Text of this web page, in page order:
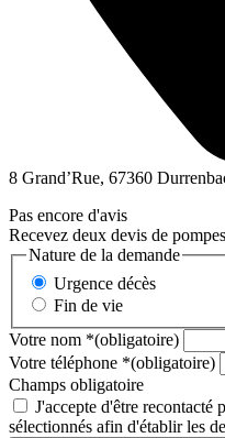
8 Grand’Rue, 67360
Pas encore d'avis
Recevez deux devis de
Nature de la demande
Urgence décès
Fin de vie
Votre nom *(obligatoire)
Votre téléphone *(obligatoire)
Champs obligatoire
J'accepte d'être recontacté
sélectionnés afin d'établir les